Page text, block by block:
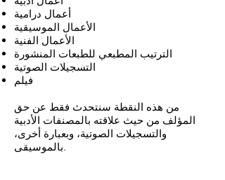
أعمال درامية
الأعمال الموسيقية
الأعمال الفنية
الترتيب المطبعي للطبعات المنشورة
التسجيلات الصوتية
فيلم
من هذه النقطة سنتحدث فقط عن حق
المؤلف من حيث علاقته بالمصنفات الأدبية
والتسجيلات الصوتية، وبعبارة أخرى،
بالموسيقى.